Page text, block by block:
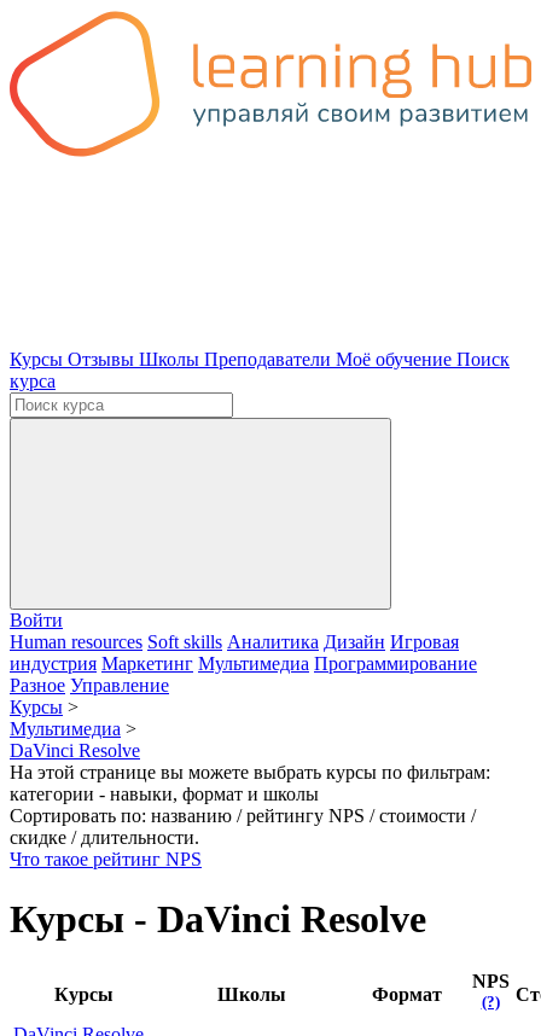
Курсы Отзывы Школы Преподаватели Моё обучение Поиск
курса
Войти
Human resources Soft skills Аналитика Дизайн Игровая
индустрия Маркетинг Мультимедиа Программирование
Разное Управление
Курсы >
Мультимедиа >
DaVinci Resolve
На этой странице вы можете выбрать курсы по фильтрам:
категории - навыки, формат и школы
Сортировать по: названию / рейтингу NPS / стоимости /
скидке / длительности.
Что такое рейтинг NPS
Курсы - DaVinci Resolve
Курсы Школы Формат
NPS
(?)